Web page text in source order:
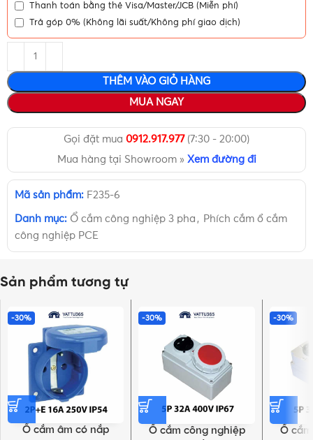
Thanh toán bằng thẻ Visa/Master/JCB (Miễn phí)
Trả góp 0% (Không lãi suất/Không phí giao dịch)
THÊM VÀO GIỎ HÀNG
MUA NGAY
Gọi đặt mua 0912.917.977(7:30 - 20:00)
Mua hàng tại Showroom » Xem đường đi
Mã sản phẩm: F235-6
Danh mục: Ổ cắm công nghiệp 3 pha , Phích cắm ổ cắm
công nghiệp PCE
Sản phẩm tương tự
-30%
Ổ cắm âm có nắp
-30%
Ổ cắm công nghiệp
-30%
Ổ